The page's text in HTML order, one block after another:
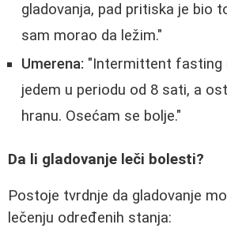
gladovanja, pad pritiska je bio
sam morao da ležim."
Umerena: "Intermittent fasting
jedem u periodu od 8 sati, a
hranu. Osećam se bolje."
Da li gladovanje leči bolesti?
Postoje tvrdnje da gladovanje
lečenju određenih stanja: